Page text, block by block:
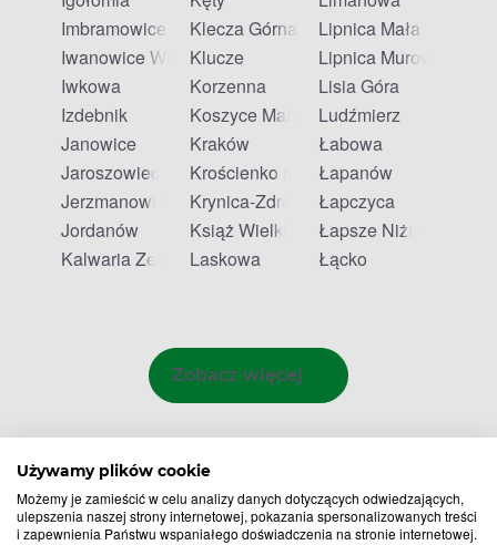
Używamy plików cookie
Możemy je zamieścić w celu analizy danych dotyczących odwiedzających,
ulepszenia naszej strony internetowej, pokazania spersonalizowanych treści
i zapewnienia Państwu wspaniałego doświadczenia na stronie internetowej.
Imbramowice
Iwanowice Włościańskie
Iwkowa
Izdebnik
Janowice
Jaroszowiec
Jerzmanowice
Jordanów
Kalwaria Zebrzydowska
Klecza Górna
Klucze
Korzenna
Koszyce Małe
Kraków
Krościenko nad Dunajcem
Krynica-Zdrój
Książ Wielki
Laskowa
Lipnica Mała
Lipnica Murowana
Lisia Góra
Ludźmierz
Łabowa
Łapanów
Łapczyca
Łapsze Niżne
Łącko
Zobacz więcej